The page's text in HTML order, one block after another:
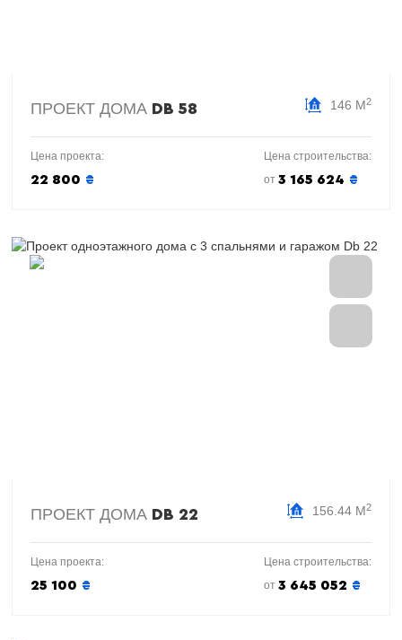
ПРОЕКТ ДОМА DB 58 146 М2
Цена проекта:
22 800 ₴
Цена строительства:
от 3 165 624 ₴
ПРОЕКТ ДОМА DB 22 156.44 М2
Цена проекта:
25 100 ₴
Цена строительства:
от 3 645 052 ₴